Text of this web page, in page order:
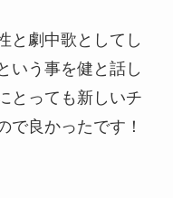
と劇中歌としてし
いう事を健と話し
とっても新しいチ
で良かったです！